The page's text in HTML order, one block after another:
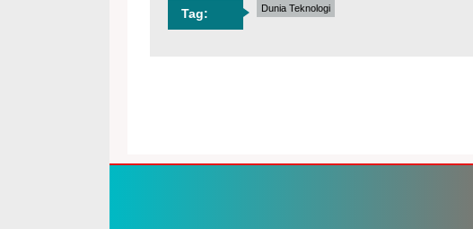
Tag: Dunia Teknologi